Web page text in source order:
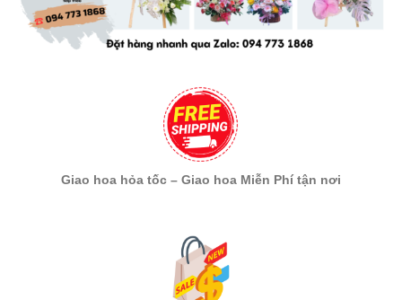
Giao hoa hỏa tốc – Giao hoa Miễn Phí tận nơi